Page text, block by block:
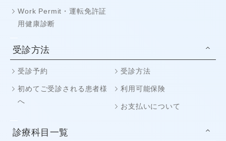
Work Permit・運転免許証
用健康診断
受診方法
受診予約 受診方法
初めてご受診される患者様
へ
利用可能保険
お支払いについて
診療科目一覧